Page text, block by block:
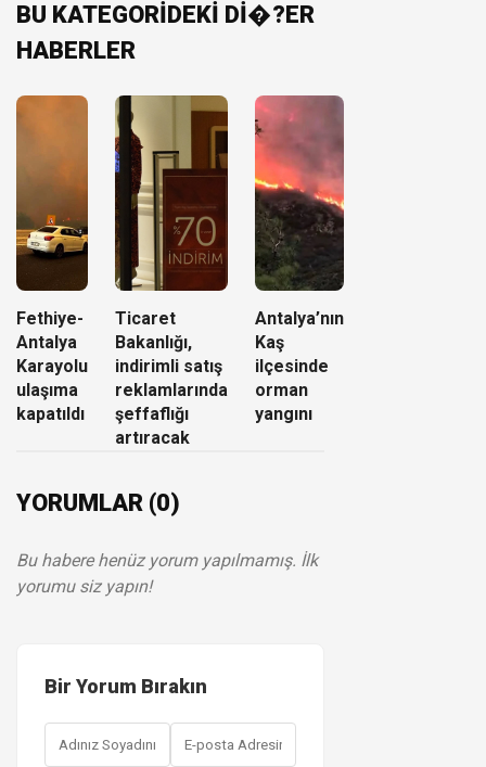
BU KATEGORİDEKİ Dİ�?ER
HABERLER
Fethiye-
Antalya
Karayolu
ulaşıma
kapatıldı
Ticaret
Bakanlığı,
indirimli satış
reklamlarında
şeffaflığı
artıracak
Antalya’nın
Kaş
ilçesinde
orman
yangını
YORUMLAR (0)
Bu habere henüz yorum yapılmamış. İlk
yorumu siz yapın!
Bir Yorum Bırakın